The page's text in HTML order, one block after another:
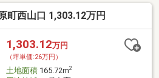
町西山口 1,303.12万円
1,303.12万円
（坪単価:26万円）
土地面積165.72m2